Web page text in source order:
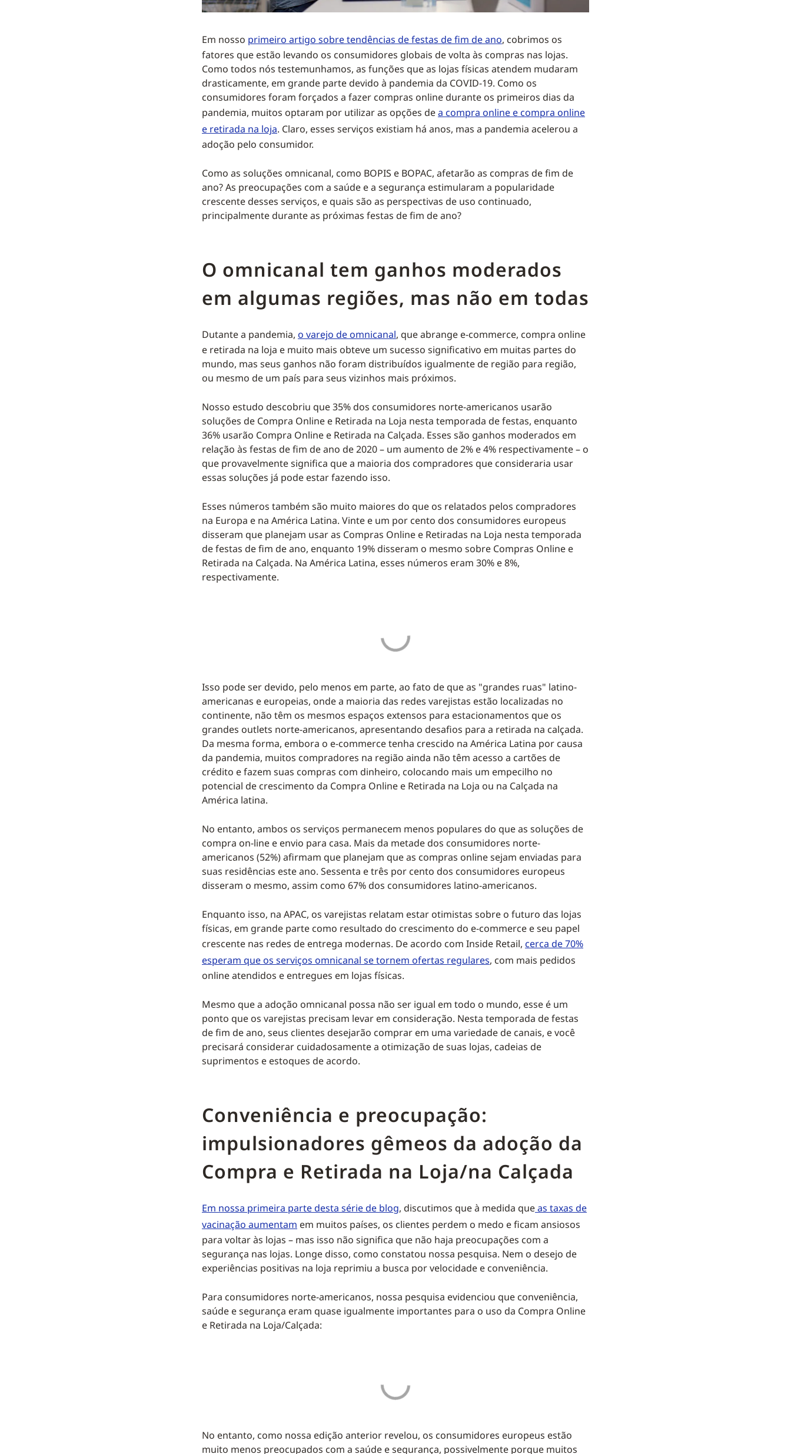
Em nosso primeiro artigo sobre tendências de festas de fim de ano, cobrimos os
fatores que estão levando os consumidores globais de volta às compras nas lojas.
Como todos nós testemunhamos, as funções que as lojas físicas atendem mudaram
drasticamente, em grande parte devido à pandemia da COVID-19. Como os
consumidores foram forçados a fazer compras online durante os primeiros dias da
pandemia, muitos optaram por utilizar as opções dea compra online e compra online
e retirada na loja. Claro, esses serviços existiam há anos, mas a pandemia acelerou a
adoção pelo consumidor.
Como as soluções omnicanal, como BOPIS e BOPAC, afetarão as compras de fim de
ano? As preocupações com a saúde e a segurança estimularam a popularidade
crescente desses serviços, e quais são as perspectivas de uso continuado,
principalmente durante as próximas festas de fim de ano?
O omnicanal tem ganhos moderados
em algumas regiões, mas não em todas
Dutante a pandemia, o varejo de omnicanal, que abrange e-commerce, compra online
e retirada na loja e muito mais obteve um sucesso significativo em muitas partes do
mundo, mas seus ganhos não foram distribuídos igualmente de região para região,
ou mesmo de um país para seus vizinhos mais próximos.
Nosso estudo descobriu que 35% dos consumidores norte-americanos usarão
soluções de Compra Online e Retirada na Loja nesta temporada de festas, enquanto
36% usarão Compra Online e Retirada na Calçada. Esses são ganhos moderados em
relação às festas de fim de ano de 2020 – um aumento de 2% e 4% respectivamente – o
que provavelmente significa que a maioria dos compradores que consideraria usar
essas soluções já pode estar fazendo isso.
Esses números também são muito maiores do que os relatados pelos compradores
na Europa e na América Latina. Vinte e um por cento dos consumidores europeus
disseram que planejam usar as Compras Online e Retiradas na Loja nesta temporada
de festas de fim de ano, enquanto 19% disseram o mesmo sobre Compras Online e
Retirada na Calçada. Na América Latina, esses números eram 30% e 8%,
respectivamente.
Isso pode ser devido, pelo menos em parte, ao fato de que as "grandes ruas" latino-
americanas e europeias, onde a maioria das redes varejistas estão localizadas no
continente, não têm os mesmos espaços extensos para estacionamentos que os
grandes outlets norte-americanos, apresentando desafios para a retirada na calçada.
Da mesma forma, embora o e-commerce tenha crescido na América Latina por causa
da pandemia, muitos compradores na região ainda não têm acesso a cartões de
crédito e fazem suas compras com dinheiro, colocando mais um empecilho no
potencial de crescimento da Compra Online e Retirada na Loja ou na Calçada na
América latina.
No entanto, ambos os serviços permanecem menos populares do que as soluções de
compra on-line e envio para casa. Mais da metade dos consumidores norte-
americanos (52%) afirmam que planejam que as compras online sejam enviadas para
suas residências este ano. Sessenta e três por cento dos consumidores europeus
disseram o mesmo, assim como 67% dos consumidores latino-americanos.
Enquanto isso, na APAC, os varejistas relatam estar otimistas sobre o futuro das lojas
físicas, em grande parte como resultado do crescimento do e-commerce e seu papel
crescente nas redes de entrega modernas. De acordo com Inside Retail, cerca de 70%
esperam que os serviços omnicanal se tornem ofertas regulares, com mais pedidos
online atendidos e entregues em lojas físicas.
Mesmo que a adoção omnicanal possa não ser igual em todo o mundo, esse é um
ponto que os varejistas precisam levar em consideração. Nesta temporada de festas
de fim de ano, seus clientes desejarão comprar em uma variedade de canais, e você
precisará considerar cuidadosamente a otimização de suas lojas, cadeias de
suprimentos e estoques de acordo.
Conveniência e preocupação:
impulsionadores gêmeos da adoção da
Compra e Retirada na Loja/na Calçada
Em nossa primeira parte desta série de blog, discutimos que à medida queas taxas de
vacinação aumentam em muitos países, os clientes perdem o medo e ficam ansiosos
para voltar às lojas – mas isso não significa que não haja preocupações com a
segurança nas lojas. Longe disso, como constatou nossa pesquisa. Nem o desejo de
experiências positivas na loja reprimiu a busca por velocidade e conveniência.
Para consumidores norte-americanos, nossa pesquisa evidenciou que conveniência,
saúde e segurança eram quase igualmente importantes para o uso da Compra Online
e Retirada na Loja/Calçada:
No entanto, como nossa edição anterior revelou, os consumidores europeus estão
muito menos preocupados com a saúde e segurança, possivelmente porque muitos